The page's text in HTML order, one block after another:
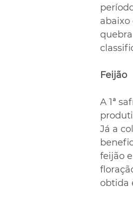
abaixo
Feijão
A 1ª
Já a
feijão
obtida